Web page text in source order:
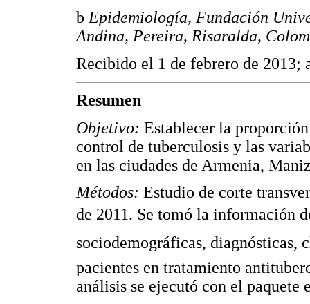
bEpidemiología, Fundación
Andina, Pereira, Risaralda,
Recibido el 1 de febrero de 2013;
Resumen
Objetivo: Establecer la
control de tuberculosis y las
en las ciudades de Armenia,
Métodos: Estudio de corte
de 2011. Se tomó la información
sociodemográficas, diagnósticas,
pacientes en tratamiento
análisis se ejecutó con el paquete